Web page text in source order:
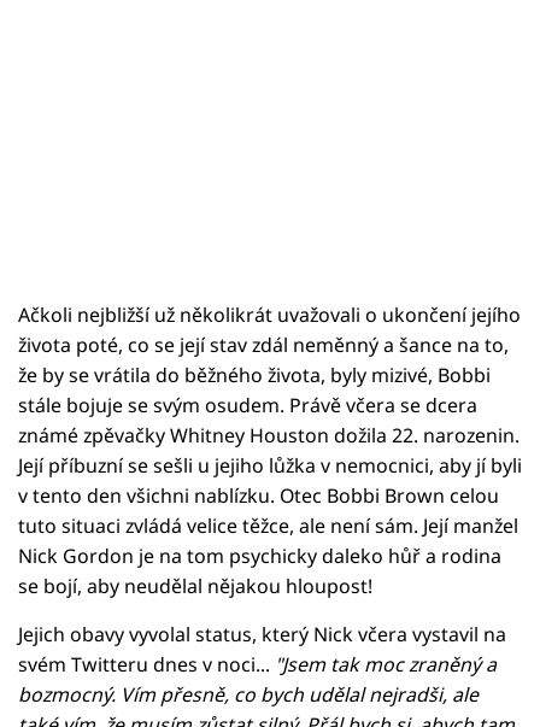
Ačkoli nejbližší už několikrát uvažovali o ukončení jejího
života poté, co se její stav zdál neměnný a šance na to,
že by se vrátila do běžného života, byly mizivé, Bobbi
stále bojuje se svým osudem. Právě včera se dcera
známé zpěvačky Whitney Houston dožila 22. narozenin.
Její příbuzní se sešli u jejiho lůžka v nemocnici, aby jí byli
v tento den všichni nablízku. Otec Bobbi Brown celou
tuto situaci zvládá velice těžce, ale není sám. Její manžel
Nick Gordon je na tom psychicky daleko hůř a rodina
se bojí, aby neudělal nějakou hloupost!
Jejich obavy vyvolal status, který Nick včera vystavil na
svém Twitteru dnes v noci... "Jsem tak moc zraněný a
bozmocný. Vím přesně, co bych udělal nejradši, ale